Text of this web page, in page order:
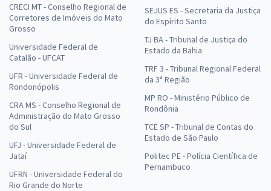
CRECI MT - Conselho Regional de
Corretores de Imóveis do Mato
Grosso
Universidade Federal de
Catalão - UFCAT
UFR - Universidade Federal de
Rondonópolis
CRA MS - Conselho Regional de
Administração do Mato Grosso
do Sul
UFJ - Universidade Federal de
Jataí
UFRN - Universidade Federal do
Rio Grande do Norte
SEJUS ES - Secretaria da Justiça
do Espírito Santo
TJ BA - Tribunal de Justiça do
Estado da Bahia
TRF 3 - Tribunal Regional Federal
da 3ª Região
MP RO - Ministério Público de
Rondônia
TCE SP - Tribunal de Contas do
Estado de São Paulo
Politec PE - Polícia Científica de
Pernambuco